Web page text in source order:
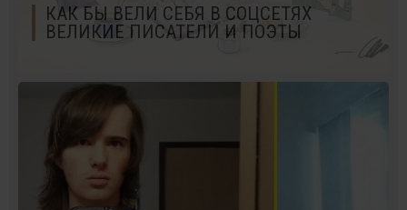
КАК БЫ ВЕЛИ СЕБЯ В СОЦСЕТЯХ
ВЕЛИКИЕ ПИСАТЕЛИ И ПОЭТЫ